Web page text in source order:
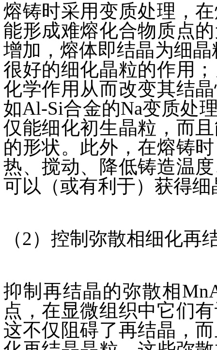
熔铸时采用变质处理，
能形成难熔化合物质点
增加，熔体即结晶为细
很好的细化晶粒的作用
化学作用从而改变其结
如Al-Si合金的Na变质处
仅能细化初生晶粒，而
的形状。此外，在熔铸
热、搅动、降低铸造温
可以（或有利于）获得
（2）控制弥散相细化再
抑制再结晶的弥散相
点，在显微组织中它们
这不仅阻碍了再结晶，